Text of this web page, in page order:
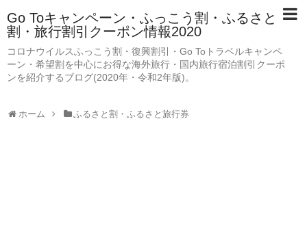
Go Toキャンペーン・ふっこう割・ふるさと
割・旅行割引クーポン情報2020
コロナウイルスふっこう割・復興割引・Go Toトラベルキャンペ
ーン・希望割を中心にお得な海外旅行・国内旅行宿泊割引クーポ
ンを紹介するブログ(2020年・令和2年版)。
ホーム ふるさと割・ふるさと旅行券